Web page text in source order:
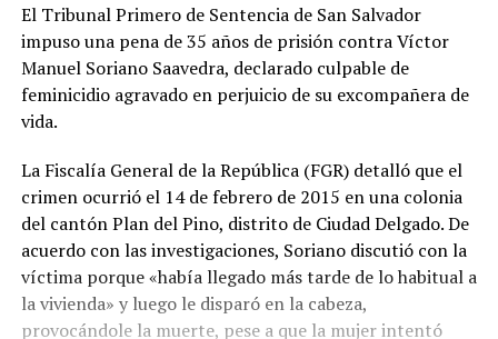
El Tribunal Primero de Sentencia de San Salvador
impuso una pena de 35 años de prisión contra Víctor
Manuel Soriano Saavedra, declarado culpable de
feminicidio agravado en perjuicio de su excompañera de
vida.
La Fiscalía General de la República (FGR) detalló que el
crimen ocurrió el 14 de febrero de 2015 en una colonia
del cantón Plan del Pino, distrito de Ciudad Delgado. De
acuerdo con las investigaciones, Soriano discutió con la
víctima porque «había llegado más tarde de lo habitual a
la vivienda» y luego le disparó en la cabeza,
provocándole la muerte, pese a que la mujer intentó